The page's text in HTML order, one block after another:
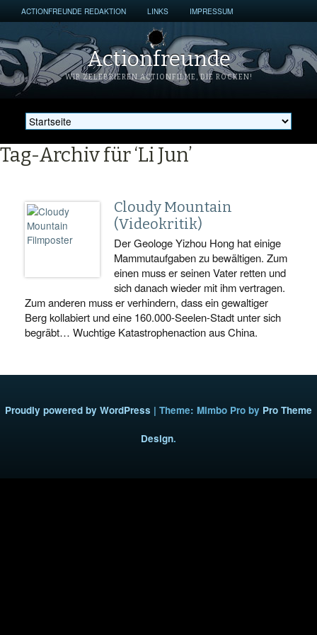
ACTIONFREUNDE REDAKTION LINKS IMPRESSUM
Actionfreunde
WIR ZELEBRIEREN ACTIONFILME, DIE ROCKEN!
Tag-Archiv für ‘Li Jun’
Cloudy Mountain
(Videokritik)
Der Geologe Yizhou Hong hat einige
Mammutaufgaben zu bewältigen. Zum
einen muss er seinen Vater retten und
sich danach wieder mit ihm vertragen.
Zum anderen muss er verhindern, dass ein gewaltiger
Berg kollabiert und eine 160.000-Seelen-Stadt unter sich
begräbt… Wuchtige Katastrophenaction aus China.
Proudly powered by WordPress | Theme: Mimbo Pro by Pro Theme
Design.